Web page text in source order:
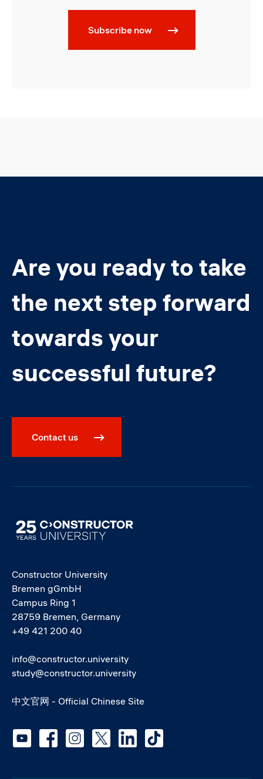
Subscribe now
Are you ready to take
the next step forward
towards your
successful future?
Contact us
Image
Constructor University
Bremen gGmbH
Campus Ring 1
28759 Bremen, Germany
+49 421 200 40
info@constructor.university
study@constructor.university
中文官网 - Official Chinese Site
Social media